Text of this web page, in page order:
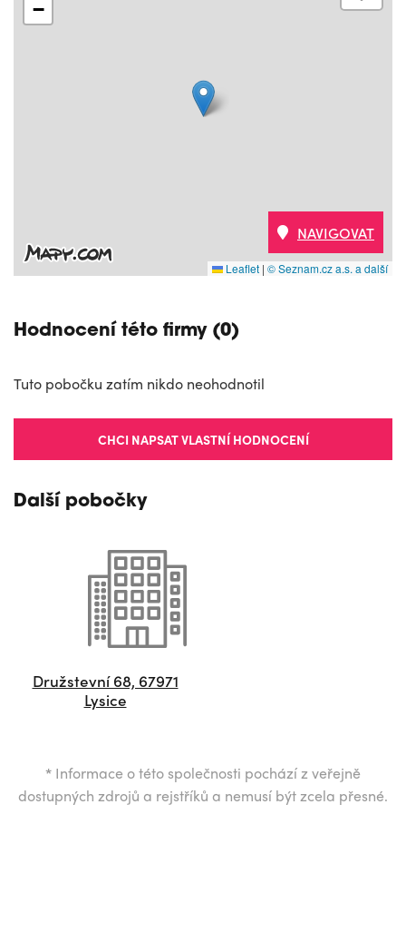
−
Leaflet | © Seznam.cz a.s. a další
NAVIGOVAT
Hodnocení této firmy (0)
Tuto pobočku zatím nikdo neohodnotil
CHCI NAPSAT VLASTNÍ HODNOCENÍ
Další pobočky
Družstevní 68, 67971
Lysice
* Informace o této společnosti pochází z veřejně
dostupných zdrojů a rejstříků a nemusí být zcela přesné.